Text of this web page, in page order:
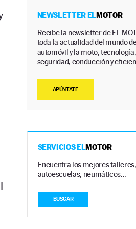
NEWSLETTER ELMOTOR
Recibe la newsletter de EL
toda la actualidad del mundo
automóvil y la moto, tecnología,
seguridad, conducción y
APÚNTATE
SERVICIOS ELMOTOR
Encuentra los mejores
autoescuelas, neumáticos…
BUSCAR